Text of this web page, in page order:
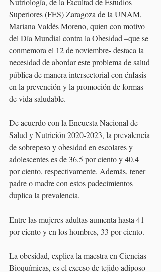
Superiores (FES) Zaragoza de la UNAM,
Mariana Valdés Moreno, quien con motivo
del Día Mundial contra la Obesidad –que se
conmemora el 12 de noviembre- destaca la
necesidad de abordar este problema de salud
pública de manera intersectorial con énfasis
en la prevención y la promoción de formas
de vida saludable.
De acuerdo con la Encuesta Nacional de
Salud y Nutrición 2020-2023, la prevalencia
de sobrepeso y obesidad en escolares y
adolescentes es de 36.5 por ciento y 40.4
por ciento, respectivamente. Además, tener
padre o madre con estos padecimientos
duplica la prevalencia.
Entre las mujeres adultas aumenta hasta 41
por ciento y en los hombres, 33 por ciento.
La obesidad, explica la maestra en Ciencias
Bioquímicas, es el exceso de tejido adiposo